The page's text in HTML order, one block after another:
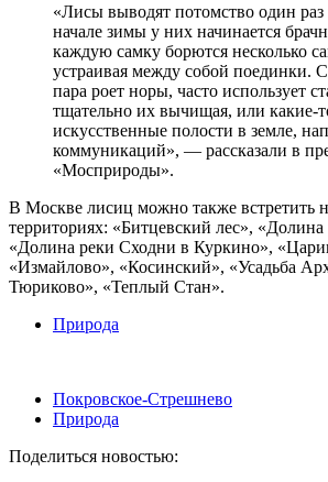
«Лисы выводят потомство один
начале зимы у них начинается
каждую самку борются несколько
устраивая между собой поединки.
пара роет норы, часто использует
тщательно их вычищая, или какие-
искусственные полости в земле,
коммуникаций», — рассказали в
«Мосприроды».
В Москве лисиц можно также встретить
территориях: «Битцевский лес»,
«Долина реки Сходни в Куркино»,
«Измайлово», «Косинский», «Усадьба
Тюриково», «Теплый Стан».
Природа
Покровское-Стрешнево
Природа
Поделиться новостью: